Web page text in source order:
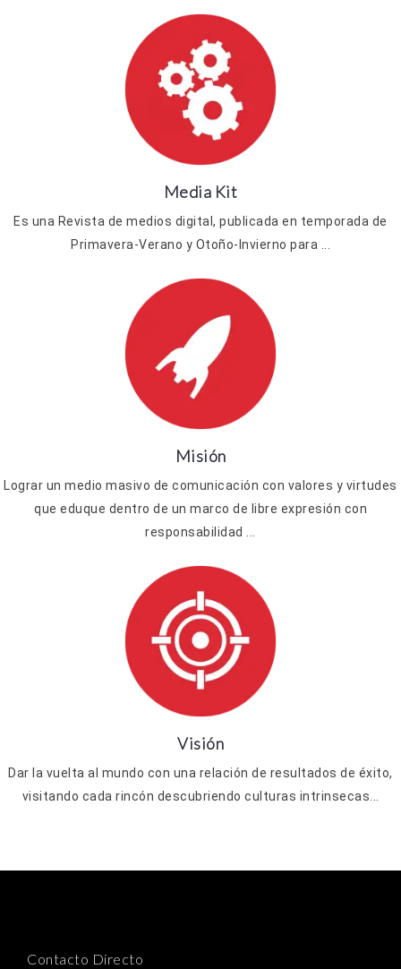
Media Kit
Es una Revista de medios digital, publicada en temporada de
Primavera-Verano y Otoño-Invierno para ...
Misión
Lograr un medio masivo de comunicación con valores y virtudes
que eduque dentro de un marco de libre expresión con
responsabilidad ...
Visión
Dar la vuelta al mundo con una relación de resultados de éxito,
visitando cada rincón descubriendo culturas intrinsecas...
Contacto Directo